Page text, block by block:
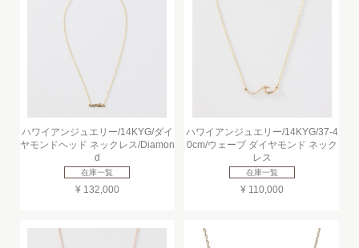
ハワイアンジュエリー/14KYG/ダイ
ヤモンドヘッド ネックレス/Diamon
d
在庫一覧
¥ 132,000
ハワイアンジュエリー/14KYG/37-4
0cm/ウェーブ ダイヤモンド ネック
レス
在庫一覧
¥ 110,000